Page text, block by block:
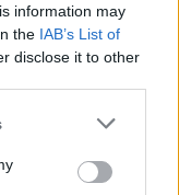
information may
the IAB’s List of
disclose it to other